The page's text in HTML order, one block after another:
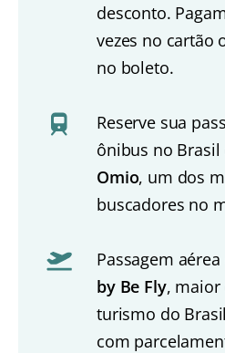
desconto.
vezes no cartão
no boleto.
Reserve sua
ônibus no
Omio, um dos
buscadores no
Passagem
by Be Fly, maior
turismo do
com